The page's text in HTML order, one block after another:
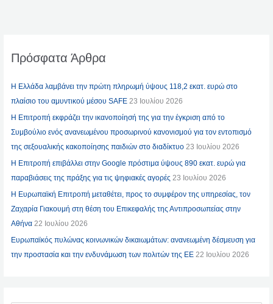
Πρόσφατα Άρθρα
Η Ελλάδα λαμβάνει την πρώτη πληρωμή ύψους 118,2 εκατ. ευρώ στο
πλαίσιο του αμυντικού μέσου SAFE 23 Ιουλίου 2026
Η Επιτροπή εκφράζει την ικανοποίησή της για την έγκριση από το
Συμβούλιο ενός ανανεωμένου προσωρινού κανονισμού για τον εντοπισμό
της σεξουαλικής κακοποίησης παιδιών στο διαδίκτυο 23 Ιουλίου 2026
Η Επιτροπή επιβάλλει στην Google πρόστιμα ύψους 890 εκατ. ευρώ για
παραβιάσεις της πράξης για τις ψηφιακές αγορές 23 Ιουλίου 2026
Η Ευρωπαϊκή Επιτροπή μεταθέτει, προς το συμφέρον της υπηρεσίας, τον
Ζαχαρία Γιακουμή στη θέση του Επικεφαλής της Αντιπροσωπείας στην
Αθήνα 22 Ιουλίου 2026
Ευρωπαϊκός πυλώνας κοινωνικών δικαιωμάτων: ανανεωμένη δέσμευση για
την προστασία και την ενδυνάμωση των πολιτών της ΕΕ 22 Ιουλίου 2026